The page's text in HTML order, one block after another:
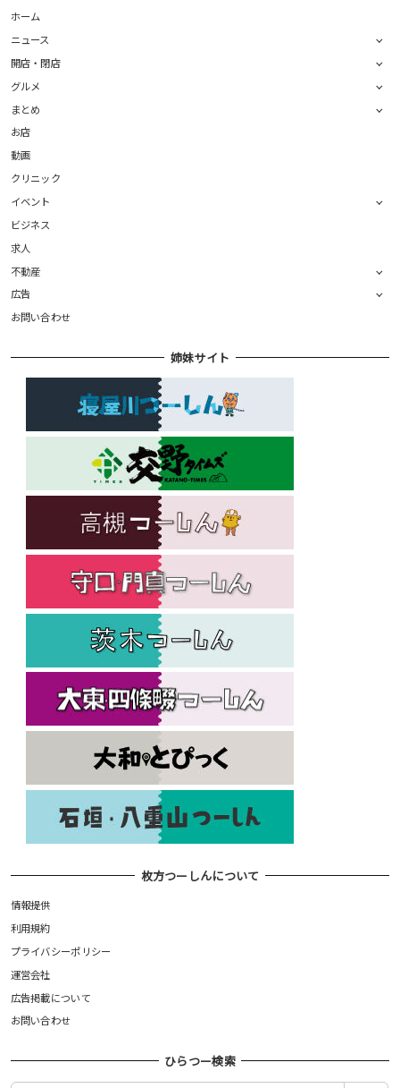
ホーム
ニュース
開店・閉店
グルメ
まとめ
お店
動画
クリニック
イベント
ビジネス
求人
不動産
広告
お問い合わせ
姉妹サイト
枚方つーしんについて
情報提供
利用規約
プライバシーポリシー
運営会社
広告掲載について
お問い合わせ
ひらつー検索